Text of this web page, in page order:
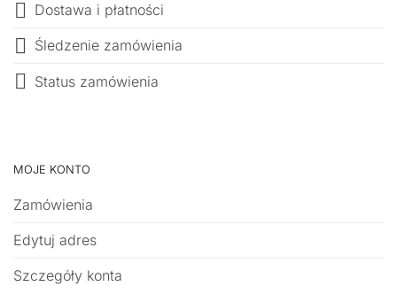
Dostawa i płatności
Śledzenie zamówienia
Status zamówienia
MOJE KONTO
Zamówienia
Edytuj adres
Szczegóły konta